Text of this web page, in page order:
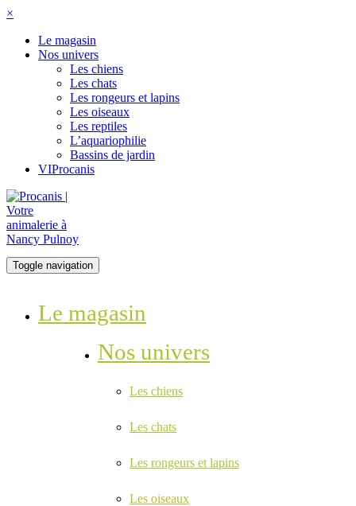
×
Le magasin
Nos univers
Les chiens
Les chats
Les rongeurs et lapins
Les oiseaux
Les reptiles
L’aquariophilie
Bassins de jardin
VIProcanis
Toggle navigation
Le magasin
Nos univers
Les chiens
Les chats
Les rongeurs et lapins
Les oiseaux